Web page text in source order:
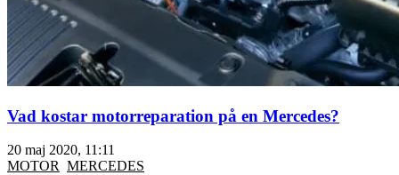
Vad kostar motorreparation på en Mercedes?
20 maj 2020, 11:11
MOTOR MERCEDES